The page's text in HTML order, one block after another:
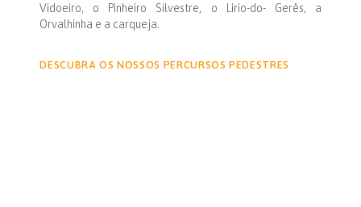
Vidoeiro, o Pinheiro Silvestre, o Lírio-do- Gerês, a
Orvalhinha e a carqueja.
DESCUBRA OS NOSSOS PERCURSOS PEDESTRES